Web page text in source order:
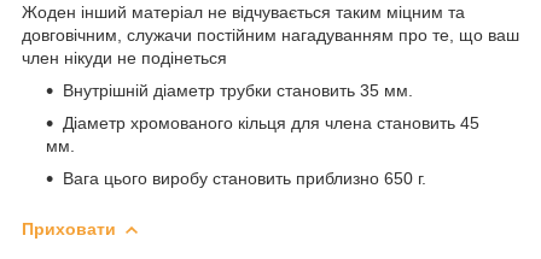
Жоден інший матеріал не відчувається таким міцним та
довговічним, служачи постійним нагадуванням про те, що ваш
член нікуди не подінеться
Внутрішній діаметр трубки становить 35 мм.
Діаметр хромованого кільця для члена становить 45
мм.
Вага цього виробу становить приблизно 650 г.
Приховати